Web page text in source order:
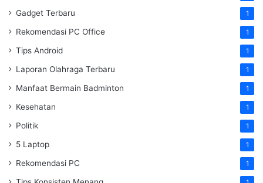
Gadget Terbaru 1
Rekomendasi PC Office 1
Tips Android 1
Laporan Olahraga Terbaru 1
Manfaat Bermain Badminton 1
Kesehatan 1
Politik 1
5 Laptop 1
Rekomendasi PC 1